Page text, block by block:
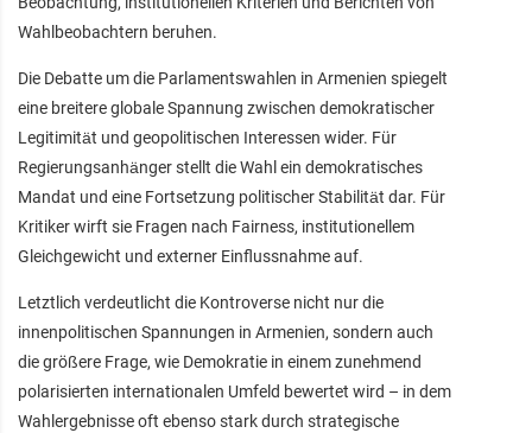
Wahlbeobachtern beruhen.
Die Debatte um die Parlamentswahlen in Armenien spiegelt
eine breitere globale Spannung zwischen demokratischer
Legitimität und geopolitischen Interessen wider. Für
Regierungsanhänger stellt die Wahl ein demokratisches
Mandat und eine Fortsetzung politischer Stabilität dar. Für
Kritiker wirft sie Fragen nach Fairness, institutionellem
Gleichgewicht und externer Einflussnahme auf.
Letztlich verdeutlicht die Kontroverse nicht nur die
innenpolitischen Spannungen in Armenien, sondern auch
die größere Frage, wie Demokratie in einem zunehmend
polarisierten internationalen Umfeld bewertet wird – in dem
Wahlergebnisse oft ebenso stark durch strategische